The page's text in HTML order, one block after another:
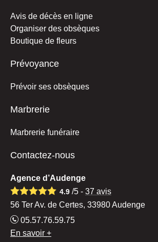
Avis de décès en ligne
Organiser des obsèques
Boutique de fleurs
Prévoyance
Prévoir ses obsèques
Marbrerie
Marbrerie funéraire
Contactez-nous
Agence d’Audenge
4.9 /5 - 37 avis
56 Ter Av. de Certes, 33980 Audenge
05.57.76.59.75
En savoir +